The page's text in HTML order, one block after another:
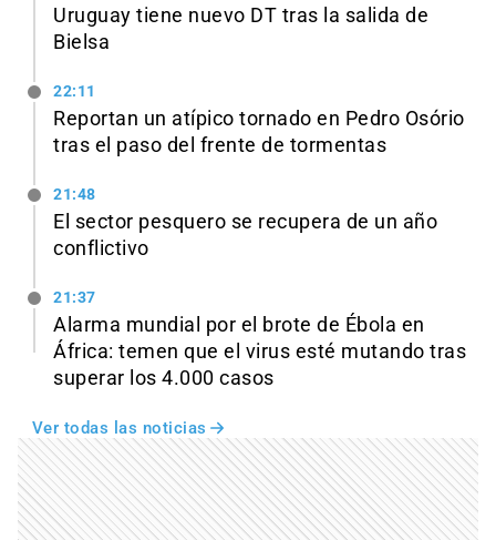
Uruguay tiene nuevo DT tras la salida de
Bielsa
22:11
Reportan un atípico tornado en Pedro Osório
tras el paso del frente de tormentas
21:48
El sector pesquero se recupera de un año
conflictivo
21:37
Alarma mundial por el brote de Ébola en
África: temen que el virus esté mutando tras
superar los 4.000 casos
Ver todas las noticias